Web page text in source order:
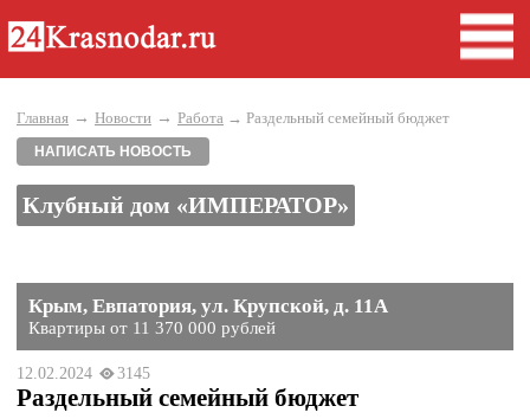
Главная → Новости → Работа → Раздельный семейный бюджет
НАПИСАТЬ НОВОСТЬ
Клубный дом «ИМПЕРАТОР»
Крым, Евпатория, ул. Крупской, д. 11А
Квартиры от 11 370 000 рублей
12.02.2024 3145
Раздельный семейный бюджет